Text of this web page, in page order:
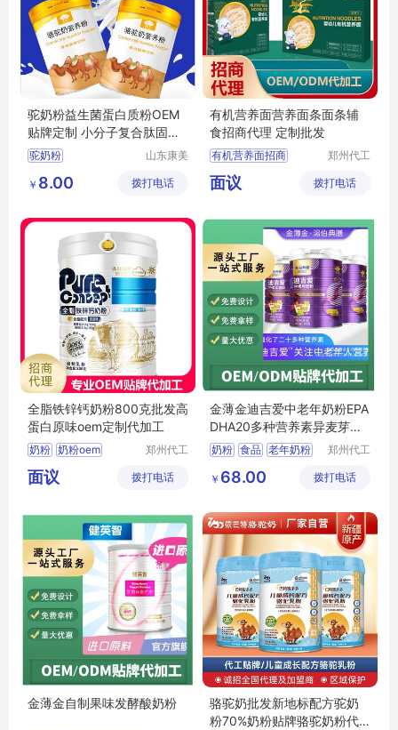
驼奶粉益生菌蛋白质粉OEM
贴牌定制 小分子复合肽固体
饮料代加工厂
驼奶粉
蛋白质粉
复合肽蛋白粉
山东康美
公司
￥ 8.00 拨打电话
有机营养面营养面条面条辅
食招商代理 定制批发
有机营养面招商
有机营养面代理
婴幼儿面条批发
宝宝面条招商
郑州代工
技有限公
面议 拨打电话
全脂铁锌钙奶粉800克批发高
蛋白原味oem定制代加工
奶粉 奶粉oem
奶粉贴牌
奶粉代加工
郑州代工
技有限公
面议 拨打电话
金薄金迪吉爱中老年奶粉EPA
DHA20多种营养素异麦芽酮
糖醇
奶粉 食品 老年奶粉
郑州代工
技有限公
￥ 68.00 拨打电话
金薄金自制果味发酵酸奶粉
骆驼奶批发新地标配方驼奶
粉70%奶粉贴牌骆驼奶粉代